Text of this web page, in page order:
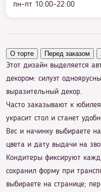
пн–пт 10:00–22:00
О торте Перед заказом
Этот дизайн выделяется
декором: силуэт
выразительный декор.
Часто заказывают к
украсит стол и станет
Вес и начинку выбираете
цвета и дату выдачи на
Кондитеры фиксируют
сохранил форму при
выбираете на странице;